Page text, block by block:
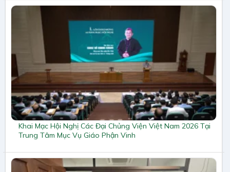
Khai Mạc Hội Nghị Các Đại Chủng Viện Việt Nam 2026 Tại
Trung Tâm Mục Vụ Giáo Phận Vinh